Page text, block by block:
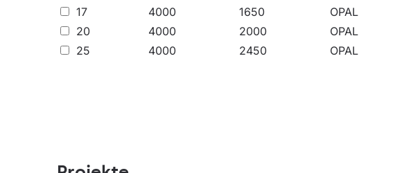
17
4000 1650 OPAL
20
4000 2000 OPAL
25
4000 2450 OPAL